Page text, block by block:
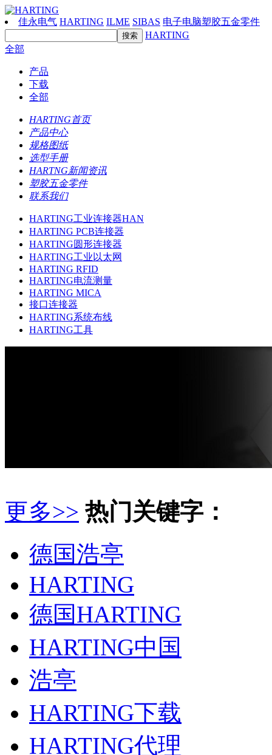
佳永电气 HARTING ILME SIBAS 电子电脑塑胶五金零件
HARTING
全部
产品
下载
全部
HARTING首页
产品中心
规格图纸
选型手册
HARTNG新闻资讯
塑胶五金零件
联系我们
HARTING工业连接器HAN
HARTING PCB连接器
HARTING圆形连接器
HARTING工业以太网
HARTING RFID
HARTING电流测量
HARTING MICA
接口连接器
HARTING系统布线
HARTING工具
更多>> 热门关键字：
德国浩亭
HARTING
德国HARTING
HARTING中国
浩亭
HARTING下载
HARTING代理